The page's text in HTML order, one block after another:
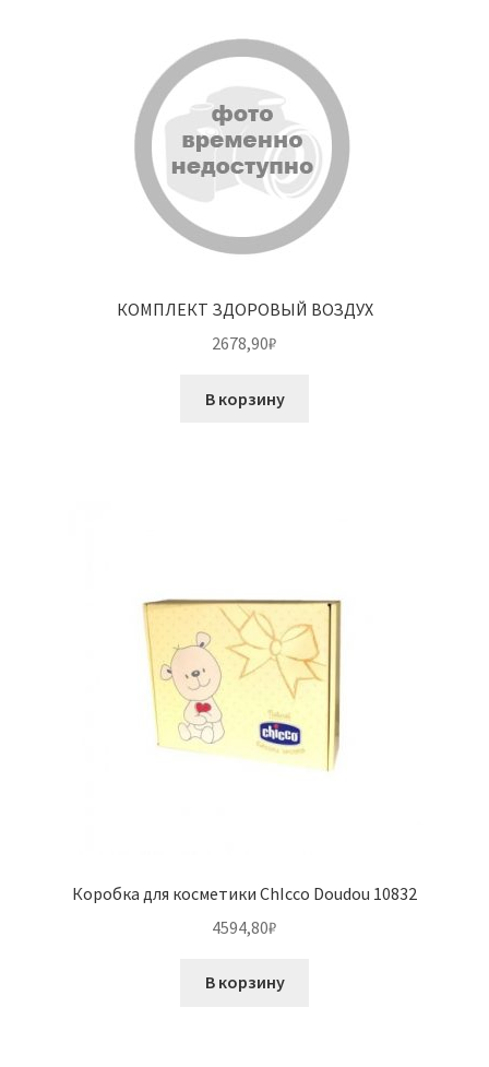
КОМПЛЕКТ ЗДОРОВЫЙ ВОЗДУХ
2678,90₽
В корзину
Коробка для косметики ChIcco Doudou 10832
4594,80₽
В корзину